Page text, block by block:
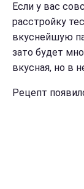
Если у вас
расстройку
вкуснейшую
зато будет
вкусная, но в
Рецепт